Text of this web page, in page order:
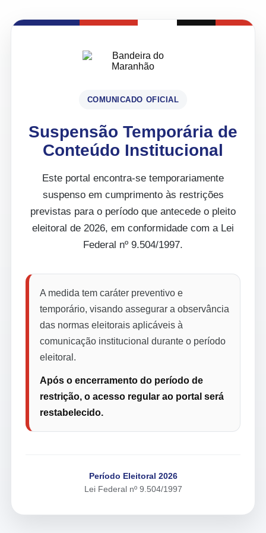
COMUNICADO OFICIAL
Suspensão Temporária de
Conteúdo Institucional
Este portal encontra-se temporariamente
suspenso em cumprimento às restrições
previstas para o período que antecede o pleito
eleitoral de 2026, em conformidade com a Lei
Federal nº 9.504/1997.
A medida tem caráter preventivo e
temporário, visando assegurar a observância
das normas eleitorais aplicáveis à
comunicação institucional durante o período
eleitoral.
Após o encerramento do período de
restrição, o acesso regular ao portal será
restabelecido.
Período Eleitoral 2026
Lei Federal nº 9.504/1997